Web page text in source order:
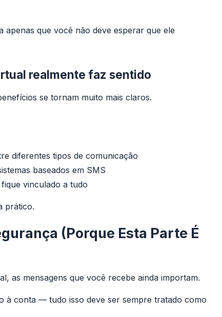
que você não deve esperar que ele
realmente faz sentido
se tornam muito mais claros.
diferentes tipos de comunicação
baseados em SMS
vinculado a tudo
prático.
(porque Esta Parte É
as mensagens que você recebe ainda importam.
à conta — tudo isso deve ser sempre tratado como